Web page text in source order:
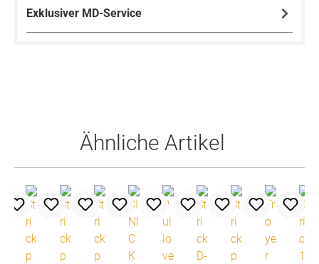
Exklusiver MD-Service
Ähnliche Artikel